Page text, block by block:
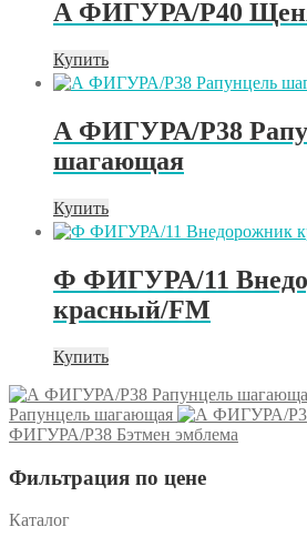
А ФИГУРА/P40
Купить
А ФИГУРА/P38
шагающая
Купить
Ф ФИГУРА/11
красный/FM
Купить
Рапунцель шагающая
ФИГУРА/P38 Бэтмен эмблема
Фильтрация по цене
Каталог